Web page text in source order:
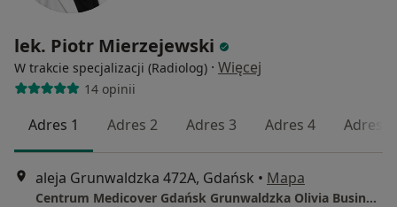
lek. Piotr Mierzejewski
W trakcie specjalizacji (Radiolog) · Więcej
14 opinii
Adres 1 Adres 2 Adres 3 Adres 4 Adres 5
aleja Grunwaldzka 472A, Gdańsk • Mapa
Centrum Medicover Gdańsk Grunwaldzka Olivia Business Center